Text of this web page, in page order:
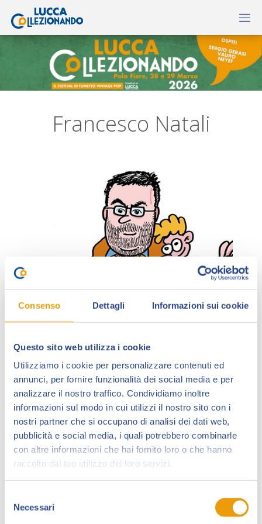
Consenso Dettagli Informazioni sui cookie
Questo sito web utilizza i cookie
Utilizziamo i cookie per personalizzare contenuti ed
annunci, per fornire funzionalità dei social media e per
analizzare il nostro traffico. Condividiamo inoltre
informazioni sul modo in cui utilizzi il nostro sito con i
nostri partner che si occupano di analisi dei dati web,
pubblicità e social media, i quali potrebbero combinarle
con altre informazioni che hai fornito loro o che hanno
raccolto dal tuo utilizzo dei loro servizi.
delNecessari
Francesco Natali
Francesco Natali(Lucca 1965) ha frequentato
l’Istituto d’Arte Passaglia della sua città e
successivamente l’Accademia di Belle Arti a Carrara.
Ha pubblicato il primo fumetto a 15 anni sulle pagine
di un giornalino lucchese. Ha disegnato
Vernacoliere”.